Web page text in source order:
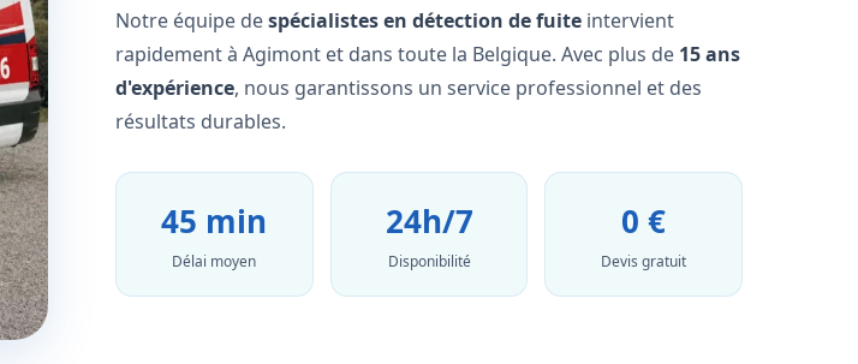
Notre équipe despécialistes en détection de fuite intervient
rapidement à Agimont et dans toute la Belgique. Avec plus de 15 ans
d'expérience, nous garantissons un service professionnel et des
résultats durables.
45 min
Délai moyen
24h/7
Disponibilité
0 €
Devis gratuit